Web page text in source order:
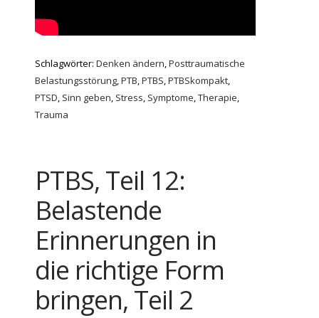
Schlagwörter: Denken ändern,Posttraumatische
Belastungsstörung,PTB,PTBS,PTBSkompakt,
PTSD, Sinn geben, Stress, Symptome,Therapie,
Trauma
PTBS, Teil 12:
Belastende
Erinnerungen in
die richtige Form
bringen, Teil 2